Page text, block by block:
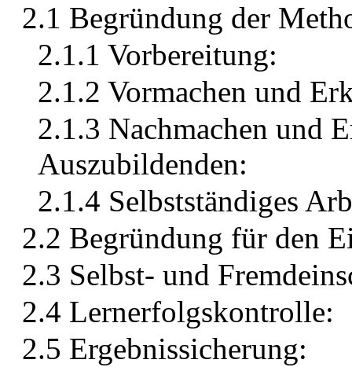
2.1 Begründung der
2.1.1 Vorbereitung:
2.1.2 Vormachen und
2.1.3 Nachmachen und
Auszubildenden:
2.1.4 Selbstständiges
2.2 Begründung für den
2.3 Selbst- und
2.4 Lernerfolgskontrolle:
2.5 Ergebnissicherung: